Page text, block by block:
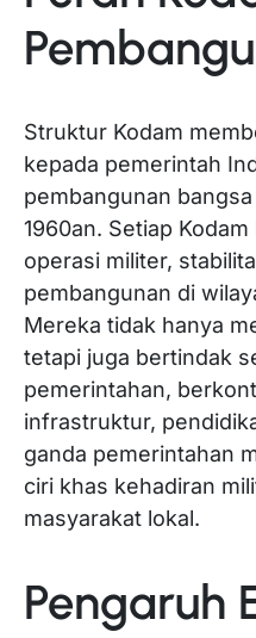
Struktur Kodam
kepada pemerintah
pembangunan
1960an. Setiap
operasi militer,
pembangunan di
Mereka tidak hanya
tetapi juga bertindak
pemerintahan,
infrastruktur,
ganda pemerintahan
ciri khas kehadiran
masyarakat lokal.
Pengaruh